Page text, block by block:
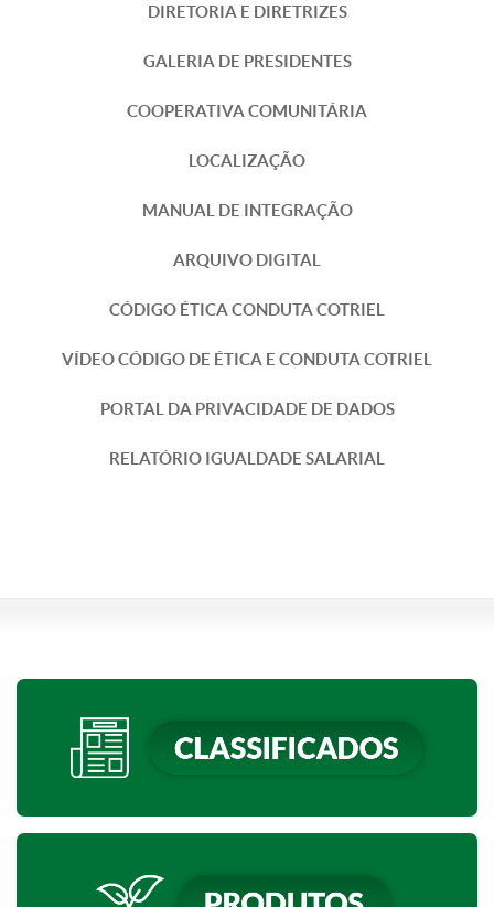
DIRETORIA E DIRETRIZES
GALERIA DE PRESIDENTES
COOPERATIVA COMUNITÁRIA
LOCALIZAÇÃO
MANUAL DE INTEGRAÇÃO
ARQUIVO DIGITAL
CÓDIGO ÉTICA CONDUTA COTRIEL
VÍDEO CÓDIGO DE ÉTICA E CONDUTA COTRIEL
PORTAL DA PRIVACIDADE DE DADOS
RELATÓRIO IGUALDADE SALARIAL